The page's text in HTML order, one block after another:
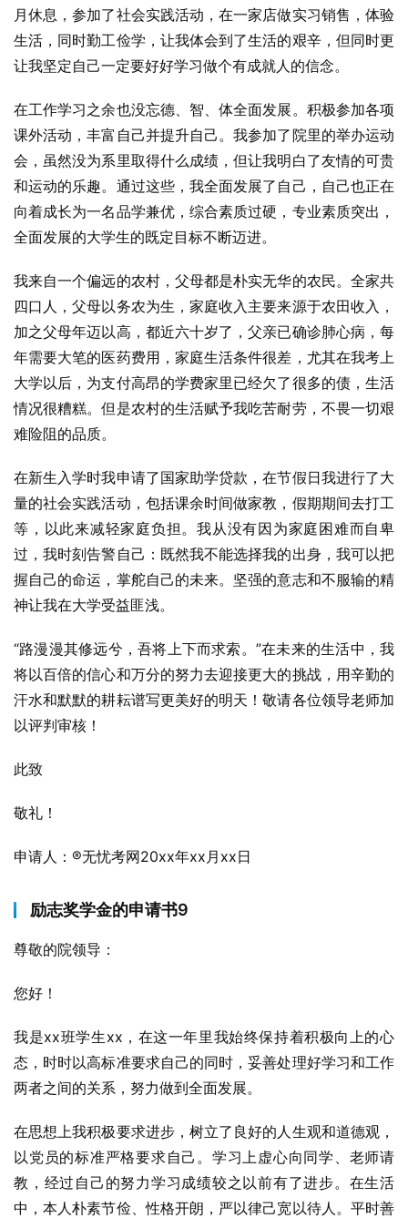
月休息，参加了社会实践活动，在一家店做实习销售，体验
生活，同时勤工俭学，让我体会到了生活的艰辛，但同时更
让我坚定自己一定要好好学习做个有成就人的信念。
在工作学习之余也没忘德、智、体全面发展。积极参加各项
课外活动，丰富自己并提升自己。我参加了院里的举办运动
会，虽然没为系里取得什么成绩，但让我明白了友情的可贵
和运动的乐趣。通过这些，我全面发展了自己，自己也正在
向着成长为一名品学兼优，综合素质过硬，专业素质突出，
全面发展的大学生的既定目标不断迈进。
我来自一个偏远的农村，父母都是朴实无华的农民。全家共
四口人，父母以务农为生，家庭收入主要来源于农田收入，
加之父母年迈以高，都近六十岁了，父亲已确诊肺心病，每
年需要大笔的医药费用，家庭生活条件很差，尤其在我考上
大学以后，为支付高昂的学费家里已经欠了很多的债，生活
情况很糟糕。但是农村的生活赋予我吃苦耐劳，不畏一切艰
难险阻的品质。
在新生入学时我申请了国家助学贷款，在节假日我进行了大
量的社会实践活动，包括课余时间做家教，假期期间去打工
等，以此来减轻家庭负担。我从没有因为家庭困难而自卑
过，我时刻告警自己：既然我不能选择我的出身，我可以把
握自己的命运，掌舵自己的未来。坚强的意志和不服输的精
神让我在大学受益匪浅。
“路漫漫其修远兮，吾将上下而求索。”在未来的生活中，我
将以百倍的信心和万分的努力去迎接更大的挑战，用辛勤的
汗水和默默的耕耘谱写更美好的明天！敬请各位领导老师加
以评判审核！
此致
敬礼！
申请人：®无忧考网20xx年xx月xx日
励志奖学金的申请书9
尊敬的院领导：
您好！
我是xx班学生xx，在这一年里我始终保持着积极向上的心
态，时时以高标准要求自己的同时，妥善处理好学习和工作
两者之间的关系，努力做到全面发展。
在思想上我积极要求进步，树立了良好的人生观和道德观，
以党员的标准严格要求自己。学习上虚心向同学、老师请
教，经过自己的努力学习成绩较之以前有了进步。在生活
中，本人朴素节俭、性格开朗，严以律己宽以待人。平时善